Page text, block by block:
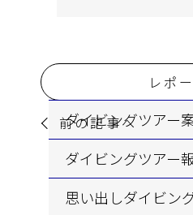
前の記事へ
レポ
ダイビングツアー
ダイビングツアー
思い出しダイビン